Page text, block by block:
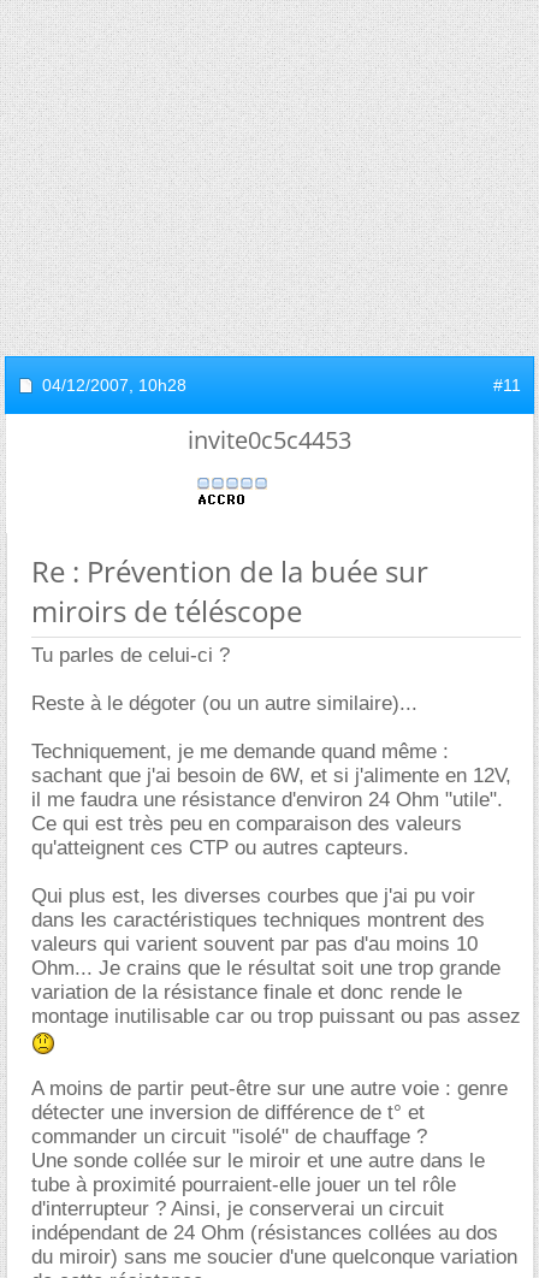
04/12/2007, 10h28 #11
invite0c5c4453
Re : Prévention de la buée sur
miroirs de téléscope
Tu parles de celui-ci ?
Reste à le dégoter (ou un autre similaire)...
Techniquement, je me demande quand même :
sachant que j'ai besoin de 6W, et si j'alimente en 12V,
il me faudra une résistance d'environ 24 Ohm "utile".
Ce qui est très peu en comparaison des valeurs
qu'atteignent ces CTP ou autres capteurs.
Qui plus est, les diverses courbes que j'ai pu voir
dans les caractéristiques techniques montrent des
valeurs qui varient souvent par pas d'au moins 10
Ohm... Je crains que le résultat soit une trop grande
variation de la résistance finale et donc rende le
montage inutilisable car ou trop puissant ou pas assez
A moins de partir peut-être sur une autre voie : genre
détecter une inversion de différence de t° et
commander un circuit "isolé" de chauffage ?
Une sonde collée sur le miroir et une autre dans le
tube à proximité pourraient-elle jouer un tel rôle
d'interrupteur ? Ainsi, je conserverai un circuit
indépendant de 24 Ohm (résistances collées au dos
du miroir) sans me soucier d'une quelconque variation